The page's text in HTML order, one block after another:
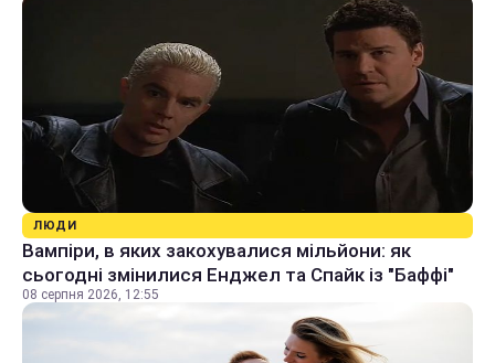
ЛЮДИ
Вампіри, в яких закохувалися мільйони: як
сьогодні змінилися Енджел та Спайк із "Баффі"
08 серпня 2026, 12:55